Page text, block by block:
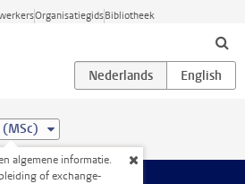
OrganisatiegidsBibliotheek
(MSc)
algemene informatie.
of exchange-